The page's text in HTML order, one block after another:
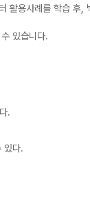
활용사례를 학습 후
있습니다.
.
있다.